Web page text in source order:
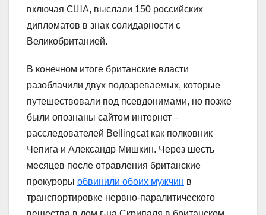
включая США, выслали 150 российских
дипломатов в знак солидарности с
Великобританией.
В конечном итоге британские власти
разоблачили двух подозреваемых, которые
путешествовали под псевдонимами, но позже
были опознаны сайтом интернет –
расследователей Bellingcat как полковник
Чепига и Александр Мишкин. Через шесть
месяцев после отравления британские
прокуроры обвинили обоих мужчин в
транспортировке нервно-паралитического